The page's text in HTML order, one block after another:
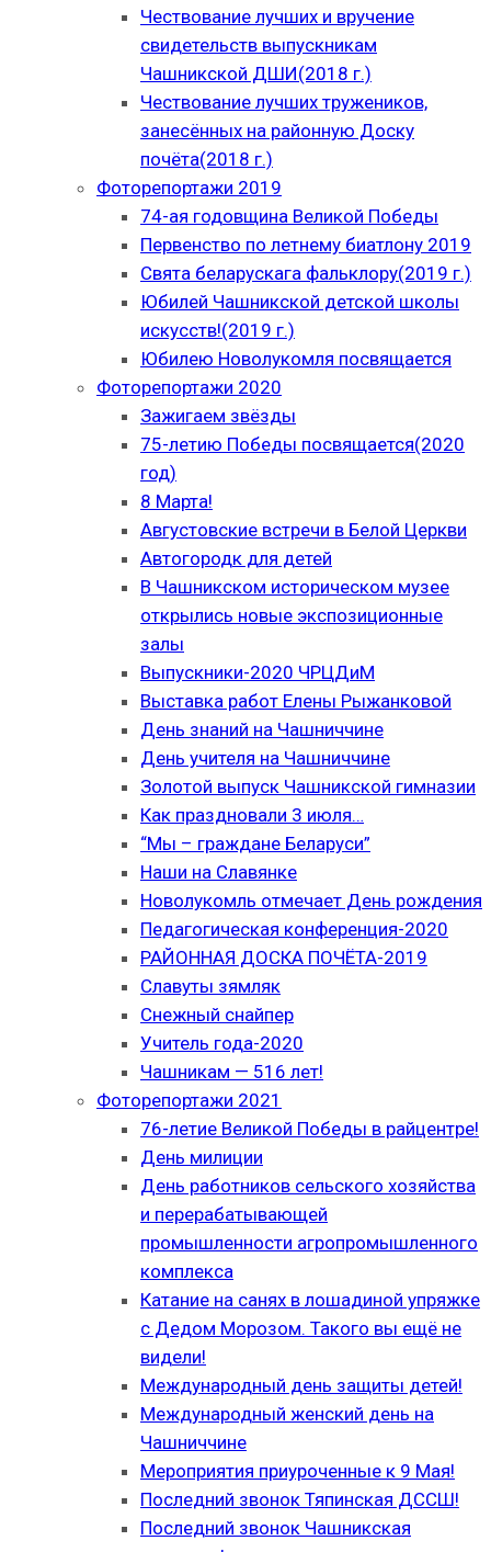
Чествование лучших и вручение
свидетельств выпускникам
Чашникской ДШИ(2018 г.)
Чествование лучших тружеников,
занесённых на районную Доску
почёта(2018 г.)
Фоторепортажи 2019
74-ая годовщина Великой Победы
Первенство по летнему биатлону 2019
Свята беларускага фальклору(2019 г.)
Юбилей Чашникской детской школы
искусств!(2019 г.)
Юбилею Новолукомля посвящается
Фоторепортажи 2020
Зажигаем звёзды
75-летию Победы посвящается(2020
год)
8 Марта!
Августовские встречи в Белой Церкви
Автогородк для детей
В Чашникском историческом музее
открылись новые экспозиционные
залы
Выпускники-2020 ЧРЦДиМ
Выставка работ Елены Рыжанковой
День знаний на Чашниччине
День учителя на Чашниччине
Золотой выпуск Чашникской гимназии
Как праздновали 3 июля…
“Мы – граждане Беларуси”
Наши на Славянке
Новолукомль отмечает День рождения
Педагогическая конференция-2020
РАЙОННАЯ ДОСКА ПОЧЁТА-2019
Славуты зямляк
Снежный снайпер
Учитель года-2020
Чашникам — 516 лет!
Фоторепортажи 2021
76-летие Великой Победы в райцентре!
День милиции
День работников сельского хозяйства
и перерабатывающей
промышленности агропромышленного
комплекса
Катание на санях в лошадиной упряжке
с Дедом Морозом. Такого вы ещё не
видели!
Международный день защиты детей!
Международный женский день на
Чашниччине
Мероприятия приуроченные к 9 Мая!
Последний звонок Тяпинская ДССШ!
Последний звонок Чашникская